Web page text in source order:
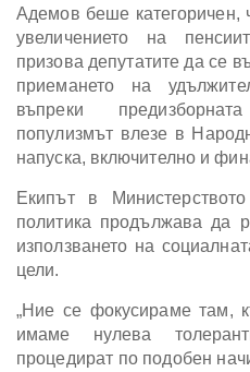
Адемов беше категоричен,
увеличението на
призова депутатите да се
приемането на
въпреки
популизмът влезе в
напуска, включително и
Екипът в
политика продължава да
използването на
цели.
„Ние се фокусираме там,
имаме нулева
процедират по подобен